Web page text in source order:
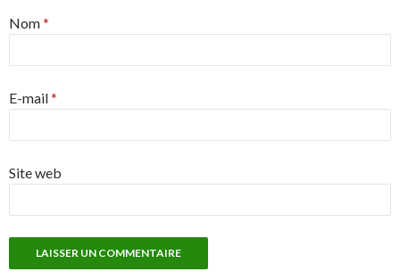
Nom*
E-mail*
Site web